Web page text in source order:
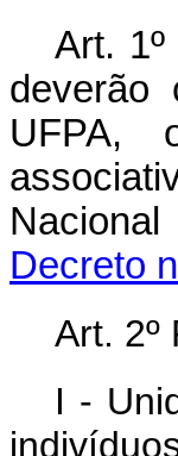
Art.
deverão
UFPA,
Decreto
Art. 2º
I -